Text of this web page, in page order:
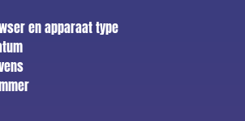
en apparaat type